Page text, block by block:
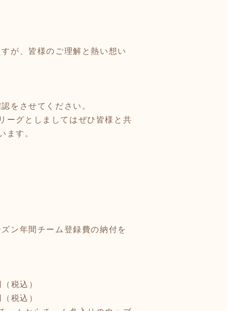
が、皆様のご理解と熱い想い
をさせてください。
ーグとしましてはぜひ皆様と共
ます。
ン年間チーム登録費の納付を
税込）
税込）